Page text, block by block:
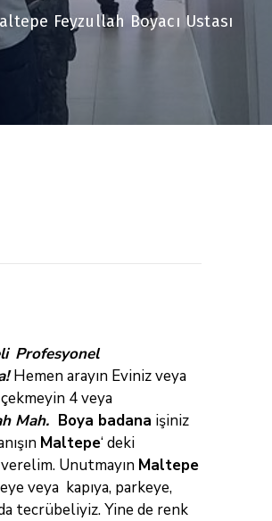
Feyzullah Boyacı Ustası
Profesyonel
Hemen arayın Eviniz veya
4 veya
Mah. Boya badana işiniz
Maltepe‘ deki
Unutmayın Maltepe
veya kapıya, parkeye,
tecrübeliyiz. Yine de renk